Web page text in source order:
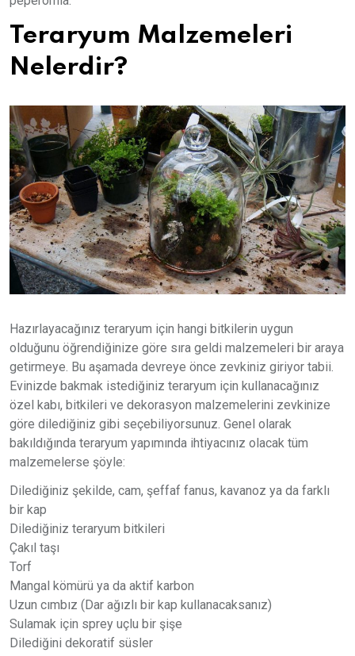
Teraryum Malzemeleri
Nelerdir?
Hazırlayacağınız teraryum için hangi bitkilerin uygun
olduğunu öğrendiğinize göre sıra geldi malzemeleri bir araya
getirmeye. Bu aşamada devreye önce zevkiniz giriyor tabii.
Evinizde bakmak istediğiniz teraryum için kullanacağınız
özel kabı, bitkileri ve dekorasyon malzemelerini zevkinize
göre dilediğiniz gibi seçebiliyorsunuz. Genel olarak
bakıldığında teraryum yapımında ihtiyacınız olacak tüm
malzemelerse şöyle:
Dilediğiniz şekilde, cam, şeffaf fanus, kavanoz ya da farklı
bir kap
Dilediğiniz teraryum bitkileri
Çakıl taşı
Torf
Mangal kömürü ya da aktif karbon
Uzun cımbız (Dar ağızlı bir kap kullanacaksanız)
Sulamak için sprey uçlu bir şişe
Dilediğini dekoratif süsler